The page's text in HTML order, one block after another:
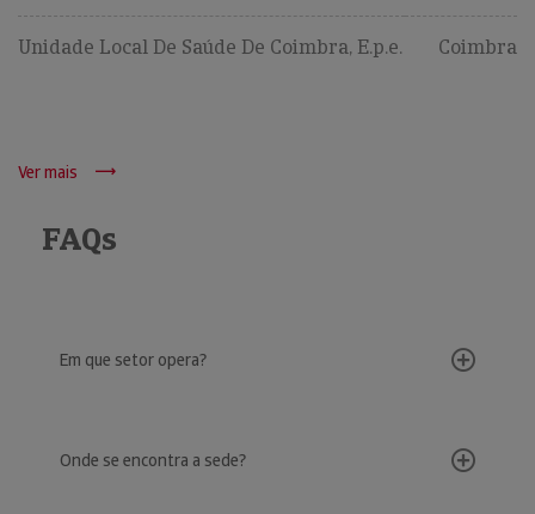
Unidade Local De Saúde De Coimbra, E.p.e. Coimbra
Ver mais
FAQs
Em que setor opera?
Onde se encontra a sede?